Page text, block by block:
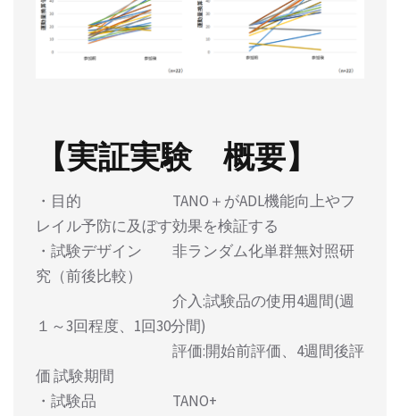
【実証実験 概要】
・目的 TANO＋がADL機能向上やフ
レイル予防に及ぼす効果を検証する
・試験デザイン 非ランダム化単群無対照研
究（前後比較）
介入:試験品の使用4週間(週
１～3回程度、1回30分間)
評価:開始前評価、4週間後評
価 試験期間
・試験品 TANO+